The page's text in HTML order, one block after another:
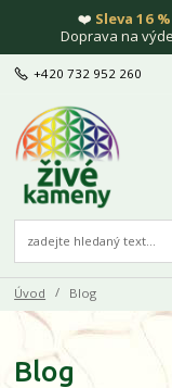
❤️ Sleva 16 %
Doprava na
+420 732 952 260
Úvod Blog
Blog